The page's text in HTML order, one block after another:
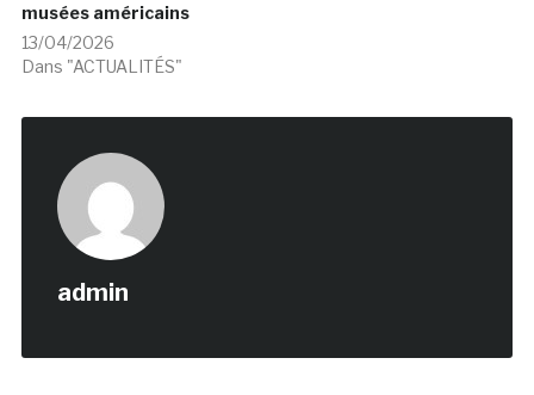
musées américains
13/04/2026
Dans "ACTUALITÉS"
admin